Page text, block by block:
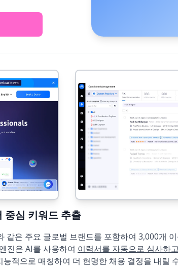
중심 키워드 추출
은 주요 글로벌 브랜드를 포함하여 3,000개
진은 AI를 사용하여 이력서를 자동으로 심사하고
적으로 매칭하여 더 현명한 채용 결정을 내릴